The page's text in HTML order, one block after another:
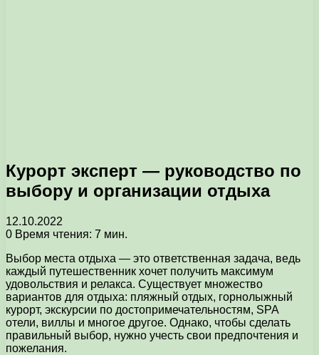
Курорт эксперт — руководство по
выбору и организации отдыха
12.10.2022
0 Время чтения: 7 мин.
Выбор места отдыха — это ответственная задача, ведь
каждый путешественник хочет получить максимум
удовольствия и релакса. Существует множество
вариантов для отдыха: пляжный отдых, горнолыжный
курорт, экскурсии по достопримечательностям, SPA
отели, виллы и многое другое. Однако, чтобы сделать
правильный выбор, нужно учесть свои предпочтения и
пожелания.